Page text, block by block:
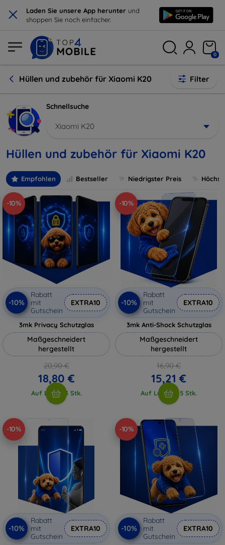
× Laden Sie unsere App herunter und
shoppen Sie noch einfacher.
0
Hüllen und zubehör für Xiaomi K20 Filter
Schnellsuche
Xiaomi K20
Hüllen und zubehör für Xiaomi K20
Empfohlen Bestseller Niedrigster Preis
-10%
-10%
Rabatt
mit
Gutschein
EXTRA10
3mk Privacy Schutzglas
Maßgeschneidert
hergestellt
20,90 €
18,80 €
Auf Lager 3 Stk.
-10%
-10%
Rabatt
mit
Gutschein
EXTRA10
3mk Anti-Shock Schutzglas
Maßgeschneidert
hergestellt
16,90 €
15,21 €
Auf Lager > 5 Stk.
-10%
-10%
Rabatt
mit
Gutschein
EXTRA10
-10%
-10%
Rabatt
mit
Gutschein
EXTRA10